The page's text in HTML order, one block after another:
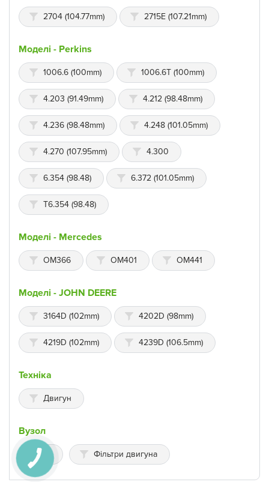
2704 (104.77mm) 2715E (107.21mm)
Моделі - Perkins
1006.6 (100mm) 1006.6T (100mm)
4.203 (91.49mm) 4.212 (98.48mm)
4.236 (98.48mm) 4.248 (101.05mm)
4.270 (107.95mm) 4.300
6.354 (98.48) 6.372 (101.05mm)
T6.354 (98.48)
Моделі - Mercedes
OM366 OM401 OM441
Моделі - JOHN DEERE
3164D (102mm) 4202D (98mm)
4219D (102mm) 4239D (106.5mm)
Техніка
Двигун
Вузол
Фільтри двигуна